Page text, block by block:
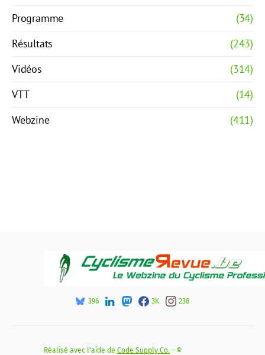
Programme
(34)
Résultats
(243)
Vidéos
(314)
VTT
(14)
Webzine
(411)
396 3K 238
Réalisé avec l'aide de Code Supply Co. - ©